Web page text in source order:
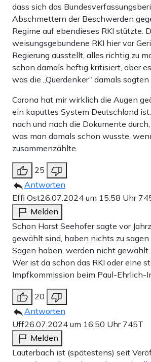
dass sich das
Abschmettern der Beschwerden
Regime auf ebendieses RKI stützte.
weisungsgebundene RKI hier vor
Regierung ausstellt, alles richtig zu
schon damals heftig kritisiert, aber
was die „Querdenker“ damals sagten …
Corona hat mir wirklich die Augen
ein kaputtes System Deutschland
nach und nach die Dokumente
was man damals schon wusste,
zusammenzählte.
25
Antworten
Effi Ost26.07.2024 um 15:58 Uhr
Melden
Schon Horst Seehofer sagte vor
gewählt sind, haben nichts zu sagen
Sagen haben, werden nicht gewählt.
Wer ist da schon das RKI oder eine
Impfkommission beim Paul-Ehrlich-
20
Antworten
Uff26.07.2024 um 16:50 Uhr 745T
Melden
Lauterbach ist (spätestens) seit